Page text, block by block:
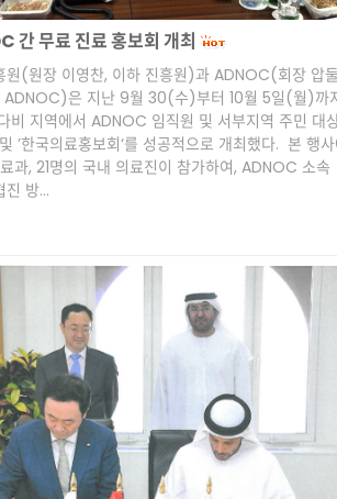
간 무료 진료 홍보회 개최
원(원장 이영찬, 이하 진흥원)과 ADNOC(회장 압
ADNOC)은 지난 9월 30(수)부터 10월 5일(월)까
비 지역에서 ADNOC 임직원 및 서부지역 주민 대
’한국의료홍보회‘를 성공적으로 개최했다. 본 행
과, 21명의 국내 의료진이 참가하여, ADNOC 소속
진 방…